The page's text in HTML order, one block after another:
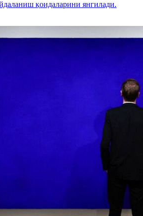
қоидаларини янгилади.